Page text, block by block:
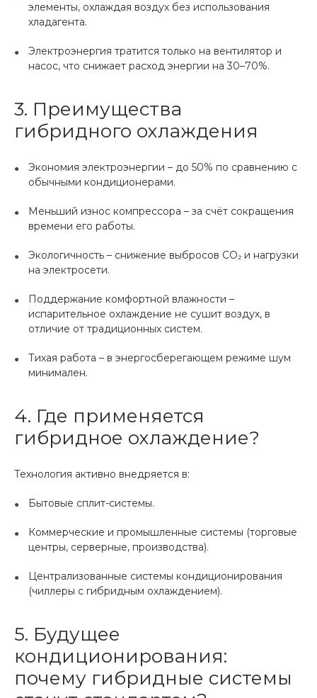
элементы, охлаждая воздух без использования
хладагента.
Электроэнергия тратится только на вентилятор и
насос, что снижает расход энергии на 30–70%.
3. Преимущества
гибридного охлаждения
Экономия электроэнергии – до 50% по сравнению с
обычными кондиционерами.
Меньший износ компрессора – за счёт сокращения
времени его работы.
Экологичность – снижение выбросов CO₂ и нагрузки
на электросети.
Поддержание комфортной влажности –
испарительное охлаждение не сушит воздух, в
отличие от традиционных систем.
Тихая работа – в энергосберегающем режиме шум
минимален.
4. Где применяется
гибридное охлаждение?
Технология активно внедряется в:
Бытовые сплит-системы.
Коммерческие и промышленные системы (торговые
центры, серверные, производства).
Централизованные системы кондиционирования
(чиллеры с гибридным охлаждением).
5. Будущее
кондиционирования:
почему гибридные системы